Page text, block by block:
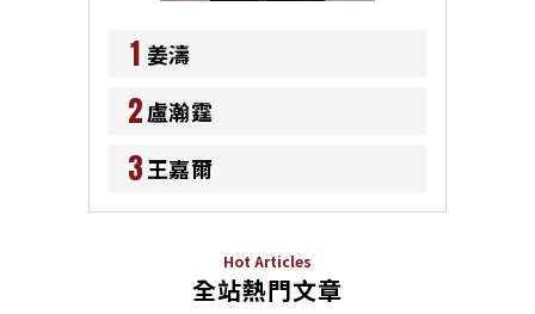
1 姜濤
2盧瀚霆
3王嘉爾
Hot Articles
全站熱門文章